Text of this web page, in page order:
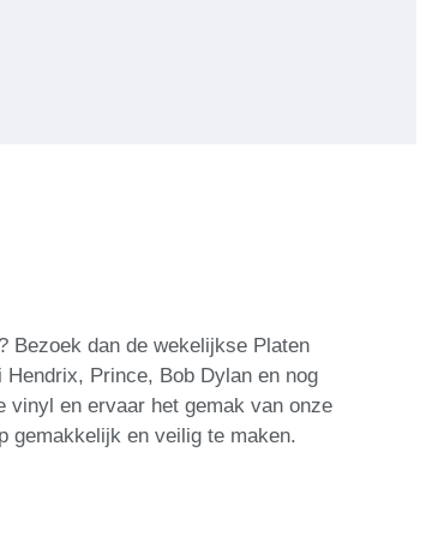
Bezoek dan de wekelijkse Platen
Prince, Bob Dylan en nog
vinyl en ervaar het gemak van onze
gemakkelijk en veilig te maken.